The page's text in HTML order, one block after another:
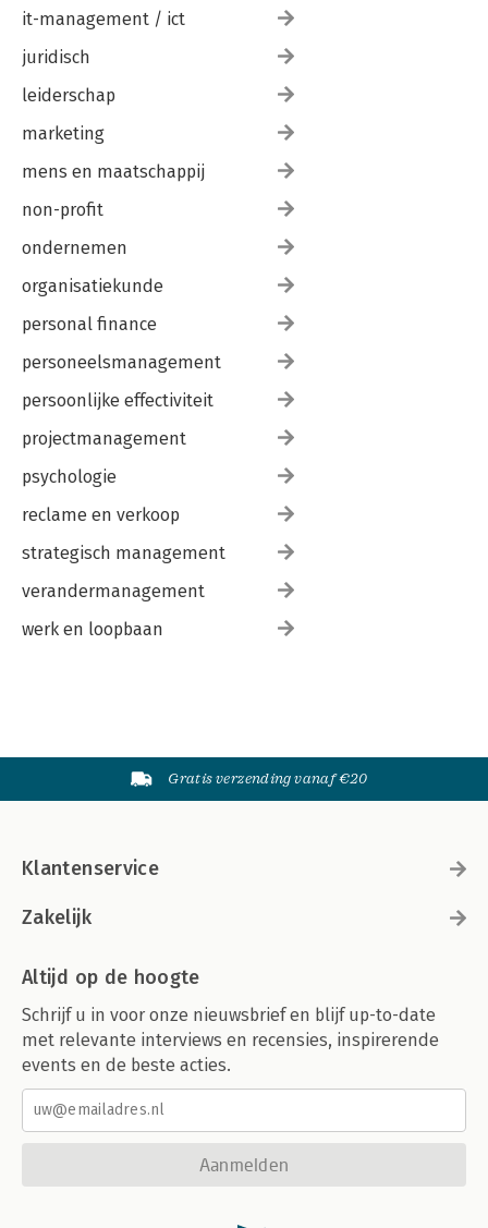
it-management / ict
juridisch
leiderschap
marketing
mens en maatschappij
non-profit
ondernemen
organisatiekunde
personal finance
personeelsmanagement
persoonlijke effectiviteit
projectmanagement
psychologie
reclame en verkoop
strategisch management
verandermanagement
werk en loopbaan
Gratis verzending vanaf €20
Klantenservice
Zakelijk
Altijd op de hoogte
Schrijf u in voor onze nieuwsbrief en blijf up-to-date
met relevante interviews en recensies, inspirerende
events en de beste acties.
Aanmelden